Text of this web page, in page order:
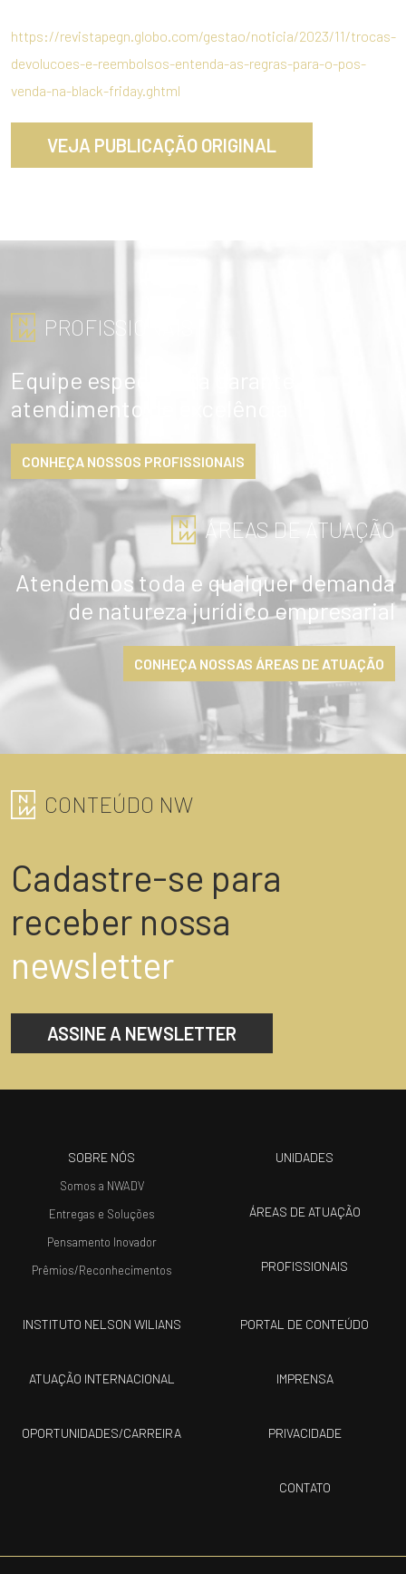
https://revistapegn.globo.com/gestao/noticia/2023/11/trocas-
devolucoes-e-reembolsos-entenda-as-regras-para-o-pos-
venda-na-black-friday.ghtml
VEJA PUBLICAÇÃO ORIGINAL
PROFISSIONAIS
Equipe especialista garante
atendimento de excelência
CONHEÇA NOSSOS PROFISSIONAIS
ÁREAS DE ATUAÇÃO
Atendemos toda e qualquer demanda
de natureza jurídico empresarial
CONHEÇA NOSSAS ÁREAS DE ATUAÇÃO
CONTEÚDO NW
Cadastre-se para
receber nossa
newsletter
ASSINE A NEWSLETTER
SOBRE NÓS
Somos a NWADV
Entregas e Soluções
Pensamento Inovador
Prêmios/Reconhecimentos
UNIDADES
ÁREAS DE ATUAÇÃO
PROFISSIONAIS
INSTITUTO NELSON WILIANS
ATUAÇÃO INTERNACIONAL
OPORTUNIDADES/CARREIRA
PORTAL DE CONTEÚDO
IMPRENSA
PRIVACIDADE
CONTATO